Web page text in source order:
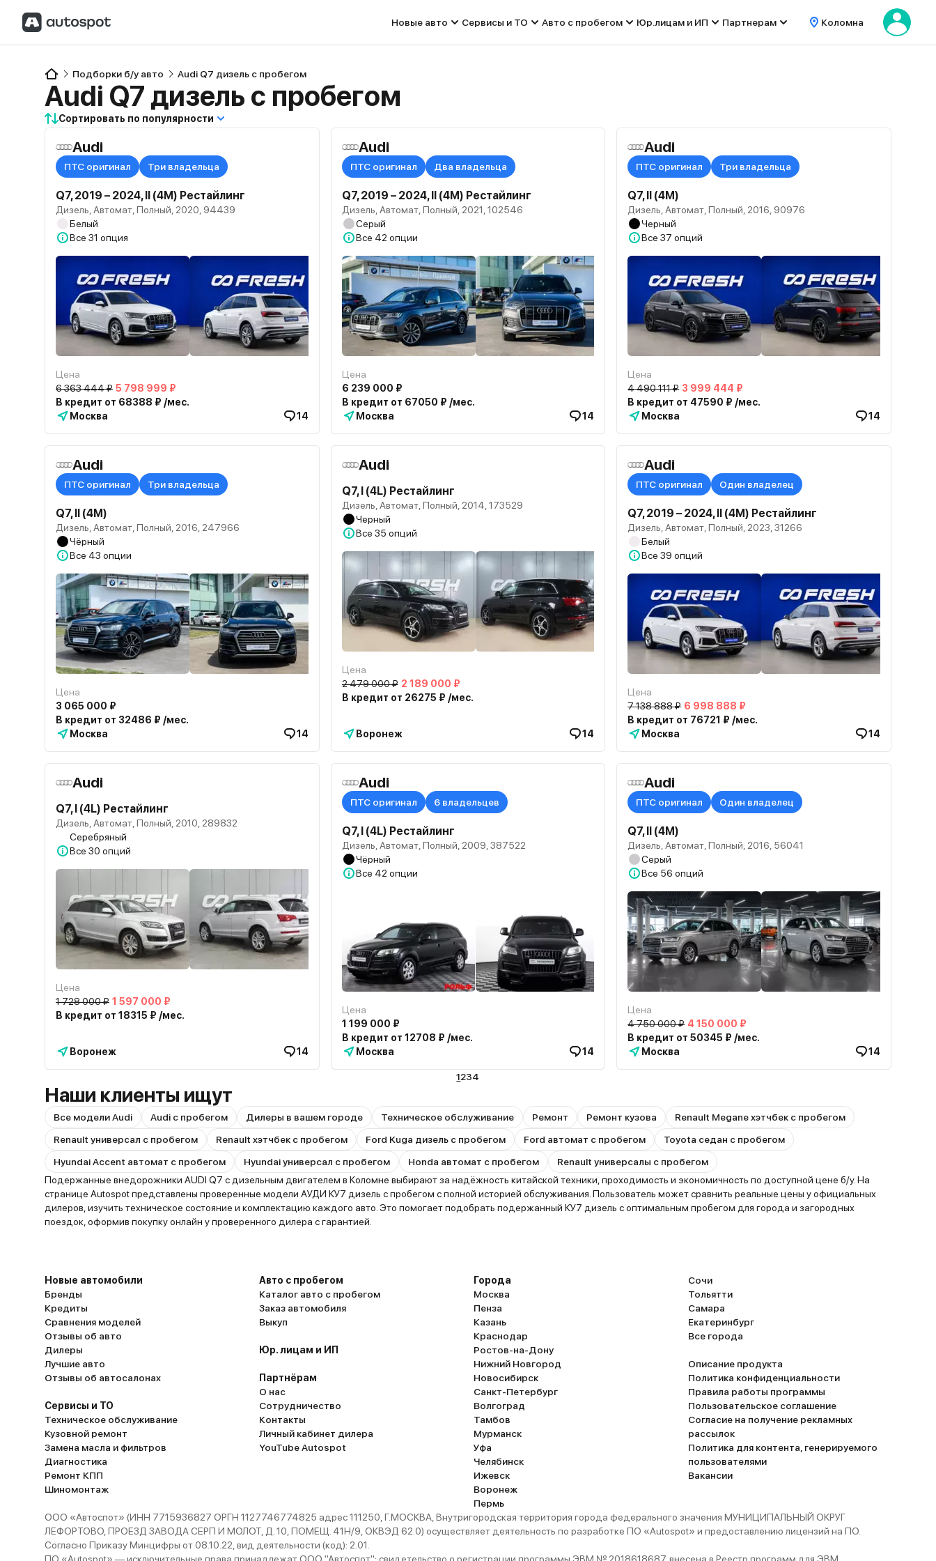
Новые авто Сервисы и ТО Авто с пробегом Юр.лицам и ИП Партнерам Коломна
Подборки б/у авто Audi Q7 дизель с пробегом
Audi Q7 дизель с пробегом
Сортировать по популярности
Audi
ПТС оригинал Три владельца
Q7, 2019 – 2024, II (4M) Рестайлинг
Дизель, Автомат, Полный, 2020, 94439
Белый
Все 31 опция
Цена
6 363 444 ₽ 5 798 999 ₽
В кредит от 68388 ₽ /мес.
Москва
14
Audi
ПТС оригинал Два владельца
Q7, 2019 – 2024, II (4M) Рестайлинг
Дизель, Автомат, Полный, 2021, 102546
Серый
Все 42 опции
Цена
6 239 000 ₽
В кредит от 67050 ₽ /мес.
Москва
14
Audi
ПТС оригинал Три владельца
Q7, II (4M)
Дизель, Автомат, Полный, 2016, 90976
Черный
Все37 опций
Цена
4 490 111 ₽ 3 999 444 ₽
В кредит от 47590 ₽ /мес.
Москва
14
Audi
ПТС оригинал Три владельца
Q7, II (4M)
Дизель, Автомат, Полный, 2016, 247966
Чёрный
Все 43 опции
Цена
3 065 000 ₽
В кредит от 32486 ₽ /мес.
Москва
14
Audi
Q7, I (4L) Рестайлинг
Дизель, Автомат, Полный, 2014, 173529
Черный
Все 35 опций
Цена
2 479 000 ₽ 2 189 000 ₽
В кредит от 26275 ₽ /мес.
Воронеж 14
Audi
ПТС оригинал Один владелец
Q7, 2019 – 2024, II (4M) Рестайлинг
Дизель, Автомат, Полный, 2023, 31266
Белый
Все39 опций
Цена
7 138 888 ₽ 6 998 888 ₽
В кредит от 76721 ₽ /мес.
Москва
14
Audi
Q7, I (4L) Рестайлинг
Дизель, Автомат, Полный, 2010, 289832
Серебряный
Все 30 опций
Цена
1 728 000 ₽ 1 597 000 ₽
В кредит от 18315 ₽ /мес.
Воронеж 14
Audi
ПТС оригинал 6 владельцев
Q7, I (4L) Рестайлинг
Дизель, Автомат, Полный, 2009, 387522
Чёрный
Все 42 опции
Цена
1 199 000 ₽
В кредит от 12708 ₽ /мес.
Москва
14
Audi
ПТС оригинал Один владелец
Q7, II (4M)
Дизель, Автомат, Полный, 2016, 56041
Серый
Все 56 опций
Цена
4 750 000 ₽ 4 150 000 ₽
В кредит от 50345 ₽ /мес.
Москва
14
1234
Наши клиенты ищут
Все модели Audi Audi с пробегом Дилеры в вашем городе Техническое обслуживание Ремонт Ремонт кузова
Renault Megane хэтчбек с пробегом
Renault универсал с пробегом
Renault хэтчбек с пробегом Ford Kuga дизель с пробегом Ford автомат с пробегом
Toyota седан с пробегом
Hyundai Accent автомат с пробегом
Hyundai универсал с пробегом Honda автомат с пробегом
Renault универсалы с пробегом
Подержанные внедорожники AUDI Q7 с дизельным двигателем в Коломне выбирают за надёжность китайской техники, проходимость и экономичность по доступной цене б/у. На
странице Autospot представлены проверенные модели АУДИ КУ7 дизель с пробегом с полной историей обслуживания. Пользователь может сравнить реальные цены у официальных
дилеров, изучить техническое состояние и комплектацию каждого авто. Это помогает подобрать подержанный КУ7 дизель с оптимальным пробегом для города и загородных
поездок, оформив покупку онлайн у проверенного дилера с гарантией.
Новые автомобили
Бренды
Кредиты
Сравнения моделей
Отзывы об авто
Дилеры
Лучшие авто
Отзывы об автосалонах
Сервисы и ТО
Техническое обслуживание
Кузовной ремонт
Замена масла и фильтров
Диагностика
Ремонт КПП
Шиномонтаж
Авто с пробегом
Каталог авто с пробегом
Заказ автомобиля
Выкуп
Юр. лицам и ИП
Партнёрам
О нас
Сотрудничество
Контакты
Личный кабинет дилера
YouTube Autospot
Города
Москва
Пенза
Казань
Краснодар
Ростов-на-Дону
Нижний Новгород
Новосибирск
Санкт-Петербург
Волгоград
Тамбов
Мурманск
Уфа
Челябинск
Ижевск
Воронеж
Пермь
Сочи
Тольятти
Самара
Екатеринбург
Все города
Описание продукта
Политика конфиденциальности
Правила работы программы
Пользовательское соглашение
Согласие на получение рекламных
рассылок
Политика для контента, генерируемого
пользователями
Вакансии
ООО «Автоспот» (ИНН 7715936827 ОРГН 1127746774825 адрес 111250, Г.МОСКВА, Внутригородская территория города федерального значения МУНИЦИПАЛЬНЫЙ ОКРУГ
ЛЕФОРТОВО, ПРОЕЗД ЗАВОДА СЕРП И МОЛОТ, Д. 10, ПОМЕЩ. 41Н/9, ОКВЭД 62.0) осуществляет деятельность по разработке ПО «Autospot» и предоставлению лицензий на ПО.
Согласно Приказу Минцифры от 08.10.22, вид деятельности (код): 2.01.